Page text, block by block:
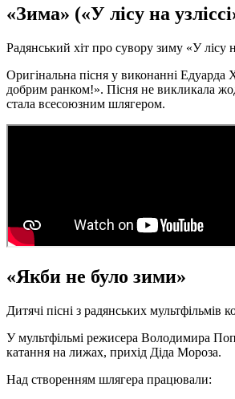
«Зима» («У лісу на
Радянський хіт про сувору зиму «У лісу
Оригінальна пісня у виконанні Едуарда
добрим ранком!». Пісня не викликала
стала всесоюзним шлягером.
«Якби не було зими»
Дитячі пісні з радянських
У мультфільмі режисера Володимира
катання на лижах, прихід Діда Мороза.
Над створенням шлягера працювали: